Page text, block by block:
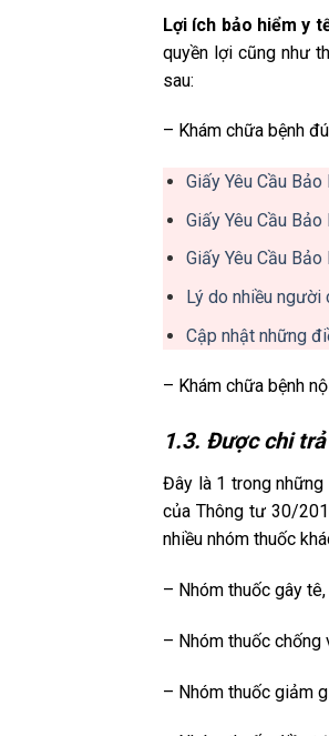
Lợi ích bảo hiểm y
quyền lợi cũng như
sau:
– Khám chữa bệnh
Giấy Yêu Cầu
Giấy Yêu Cầu
Giấy Yêu Cầu
Lý do nhiều người
Cập nhật những
– Khám chữa bệnh
1.3. Được chi
Đây là 1 trong những
của Thông tư 30/
nhiều nhóm thuốc
– Nhóm thuốc gây
– Nhóm thuốc
– Nhóm thuốc giảm